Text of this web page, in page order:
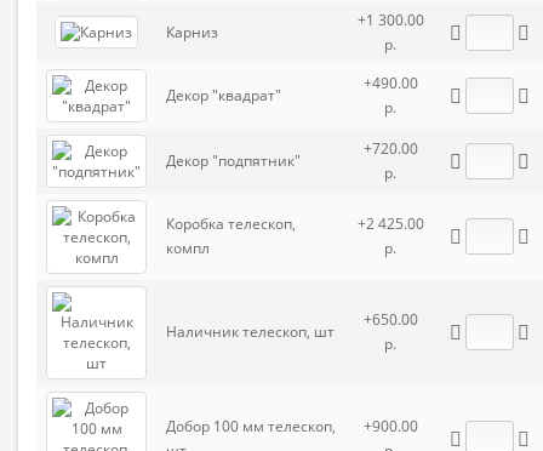
Карниз
+1 300.00
р.
Декор "квадрат"
+490.00
р.
Декор "подпятник"
+720.00
р.
Коробка телескоп,
компл
+2 425.00
р.
Наличник телескоп, шт
+650.00
р.
Добор 100 мм телескоп,
+900.00